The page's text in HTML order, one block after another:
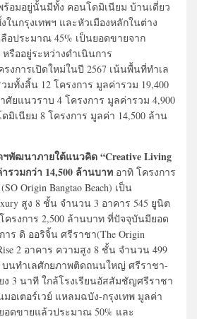
ร้อมอยู่นั้นมีทั้ง คอนโดมิเนียม บ้านเดี่ยว
ในกรุงเทพฯ และหัวเมืองหลักในต่าง
อประมาณ 45% เป็นยอดขายจาก
รืออยู่ระหว่างดําเนินการ
รงการเปิดใหม่ในปี 2567 เน้นพื้นที่ทำเล
มทั้งสิ้น 12 โครงการ มูลค่ารวม 19,400
ยแนวราบ 4 โครงการ มูลค่ารวม 4,900
เนียม 8 โครงการ มูลค่า 14,500 ล้าน
พัฒนาภายใต้แนวคิด “Creative Living
วมกว่า 14,500 ล้านบาท อาทิ โครงการ
Origin Bangtao Beach) เป็น
สูง 8 ชั้น จำนวน 3 อาคาร 545 ยูนิต
ครงการ 2,500 ล้านบาท ที่ปัจจุบันมียอด
าร ดิ ออริจิ้น ศรีราชา(The Origin
2 อาคาร ความสูง 8 ชั้น จำนวน 499
นทำเลศักยภาพติดถนนใหญ่ ศรีราชา-
ง 3 นาที ใกล้โรงเรียนอัสสัมชัญศรีราชา
อเตอร์เวย์ แหลมฉบัง-กรุงเทพ มูลค่า
อดขายแล้วประมาณ 50% และ